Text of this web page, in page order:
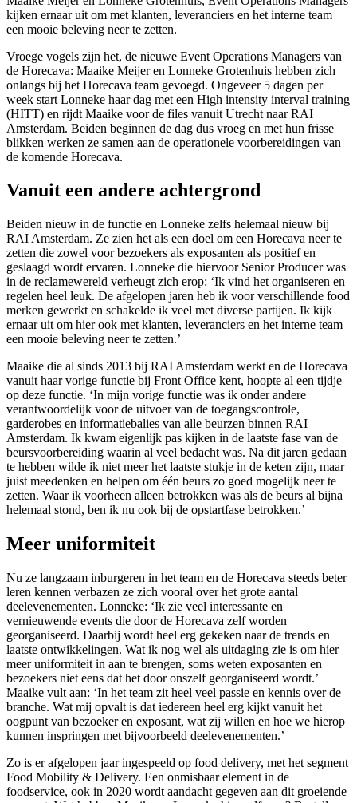
kijken ernaar uit om met klanten, leveranciers en het interne team
een mooie beleving neer te zetten.
Vroege vogels zijn het, de nieuwe Event Operations Managers van
de Horecava: Maaike Meijer en Lonneke Grotenhuis hebben zich
onlangs bij het Horecava team gevoegd. Ongeveer 5 dagen per
week start Lonneke haar dag met een High intensity interval training
(HITT) en rijdt Maaike voor de files vanuit Utrecht naar RAI
Amsterdam. Beiden beginnen de dag dus vroeg en met hun frisse
blikken werken ze samen aan de operationele voorbereidingen van
de komende Horecava.
Vanuit een andere achtergrond
Beiden nieuw in de functie en Lonneke zelfs helemaal nieuw bij
RAI Amsterdam. Ze zien het als een doel om een Horecava neer te
zetten die zowel voor bezoekers als exposanten als positief en
geslaagd wordt ervaren. Lonneke die hiervoor Senior Producer was
in de reclamewereld verheugt zich erop: ‘Ik vind het organiseren en
regelen heel leuk. De afgelopen jaren heb ik voor verschillende food
merken gewerkt en schakelde ik veel met diverse partijen. Ik kijk
ernaar uit om hier ook met klanten, leveranciers en het interne team
een mooie beleving neer te zetten.’
Maaike die al sinds 2013 bij RAI Amsterdam werkt en de Horecava
vanuit haar vorige functie bij Front Office kent, hoopte al een tijdje
op deze functie. ‘In mijn vorige functie was ik onder andere
verantwoordelijk voor de uitvoer van de toegangscontrole,
garderobes en informatiebalies van alle beurzen binnen RAI
Amsterdam. Ik kwam eigenlijk pas kijken in de laatste fase van de
beursvoorbereiding waarin al veel bedacht was. Na dit jaren gedaan
te hebben wilde ik niet meer het laatste stukje in de keten zijn, maar
juist meedenken en helpen om één beurs zo goed mogelijk neer te
zetten. Waar ik voorheen alleen betrokken was als de beurs al bijna
helemaal stond, ben ik nu ook bij de opstartfase betrokken.’
Meer uniformiteit
Nu ze langzaam inburgeren in het team en de Horecava steeds beter
leren kennen verbazen ze zich vooral over het grote aantal
deelevenementen. Lonneke: ‘Ik zie veel interessante en
vernieuwende events die door de Horecava zelf worden
georganiseerd. Daarbij wordt heel erg gekeken naar de trends en
laatste ontwikkelingen. Wat ik nog wel als uitdaging zie is om hier
meer uniformiteit in aan te brengen, soms weten exposanten en
bezoekers niet eens dat het door onszelf georganiseerd wordt.’
Maaike vult aan: ‘In het team zit heel veel passie en kennis over de
branche. Wat mij opvalt is dat iedereen heel erg kijkt vanuit het
oogpunt van bezoeker en exposant, wat zij willen en hoe we hierop
kunnen inspringen met bijvoorbeeld deelevenementen.’
Zo is er afgelopen jaar ingespeeld op food delivery, met het segment
Food Mobility & Delivery. Een onmisbaar element in de
foodservice, ook in 2020 wordt aandacht gegeven aan dit groeiende